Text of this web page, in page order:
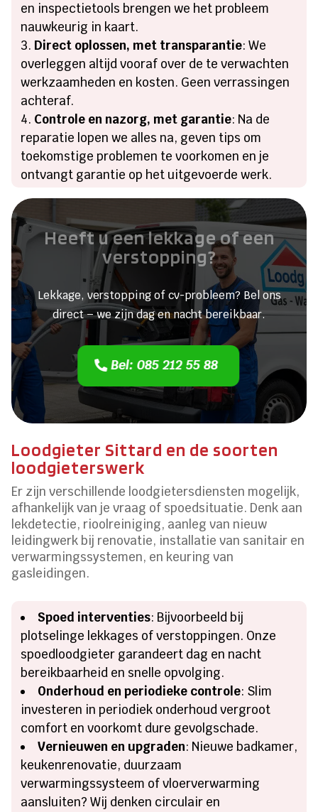
en inspectietools brengen we het probleem
nauwkeurig in kaart.
Direct oplossen, met transparantie: We
overleggen altijd vooraf over de te verwachten
werkzaamheden en kosten. Geen verrassingen
achteraf.
Controle en nazorg, met garantie: Na de
reparatie lopen we alles na, geven tips om
toekomstige problemen te voorkomen en je
ontvangt garantie op het uitgevoerde werk.
Heeft u een lekkage of een
verstopping?
Lekkage, verstopping of cv-probleem? Bel ons
direct – we zijn dag en nacht bereikbaar.
Bel: 085 212 55 88
Loodgieter Sittard en de soorten
loodgieterswerk
Er zijn verschillende loodgietersdiensten mogelijk,
afhankelijk van je vraag of spoedsituatie. Denk aan
lekdetectie, rioolreiniging, aanleg van nieuw
leidingwerk bij renovatie, installatie van sanitair en
verwarmingssystemen, en keuring van
gasleidingen.
Spoed interventies: Bijvoorbeeld bij
plotselinge lekkages of verstoppingen. Onze
spoedloodgieter garandeert dag en nacht
bereikbaarheid en snelle opvolging.
Onderhoud en periodieke controle: Slim
investeren in periodiek onderhoud vergroot
comfort en voorkomt dure gevolgschade.
Vernieuwen en upgraden: Nieuwe badkamer,
keukenrenovatie, duurzaam
verwarmingssysteem of vloerverwarming
aansluiten? Wij denken circulair en